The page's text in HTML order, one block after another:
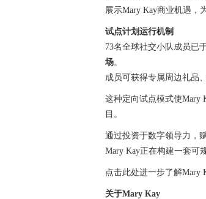
展示Mary Kay商业机遇，
试点计划运行机制
73名全球社交小队成员已
场。
成员可获得专属周边礼品
这种定向试点模式使Mary
目。
通过投资于数字领导力，
Mary Kay正在构建一套可
点击此处进一步了解Mary
关于Mary Kay